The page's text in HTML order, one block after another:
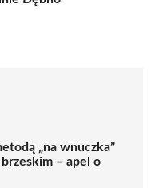
„na wnuczka”
– apel o